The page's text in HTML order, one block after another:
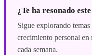
¿Te ha resonado
Sigue explorando
crecimiento personal
cada semana.